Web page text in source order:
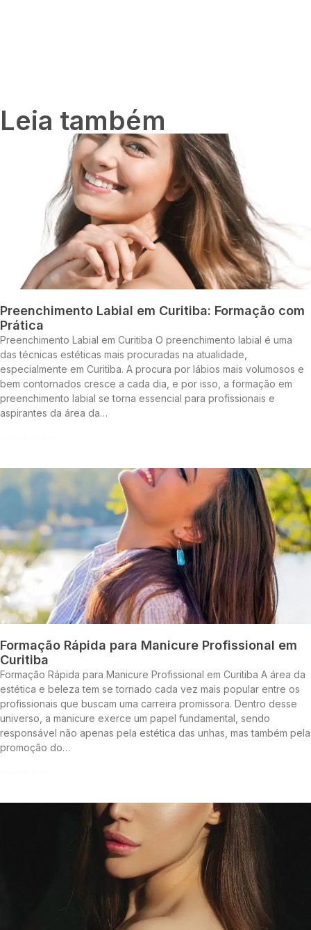
Leia também
Preenchimento Labial em Curitiba: Formação com
Prática
Preenchimento Labial em Curitiba O preenchimento labial é uma
das técnicas estéticas mais procuradas na atualidade,
especialmente em Curitiba. A procura por lábios mais volumosos e
bem contornados cresce a cada dia, e por isso, a formação em
preenchimento labial se torna essencial para profissionais e
aspirantes da área da…
Formação Rápida para Manicure Profissional em
Curitiba
Formação Rápida para Manicure Profissional em Curitiba A área da
estética e beleza tem se tornado cada vez mais popular entre os
profissionais que buscam uma carreira promissora. Dentro desse
universo, a manicure exerce um papel fundamental, sendo
responsável não apenas pela estética das unhas, mas também pela
promoção do…